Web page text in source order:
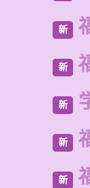
新
新
新
新
新